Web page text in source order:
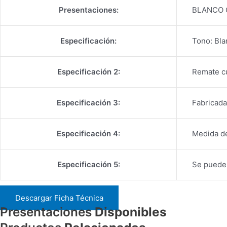
Presentaciones: BLANCO
Especificación: Tono:
Especificación 2: Remate
Especificación 3:
Especificación 4: Medida
Especificación 5: Se
Descargar Ficha Técnica
PresentacionesDisponibles